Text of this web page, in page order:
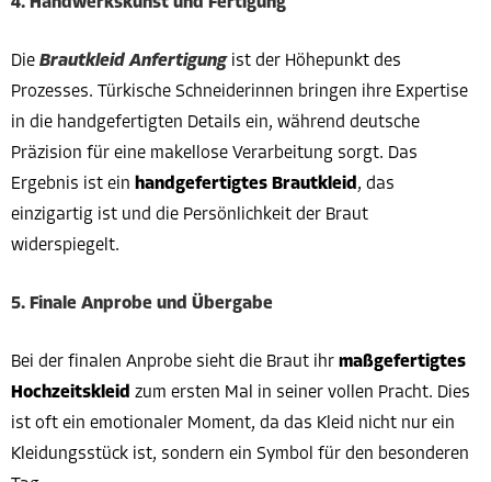
Die Brautkleid Anfertigungist der Höhepunkt des
Prozesses. Türkische Schneiderinnen bringen ihre Expertise
in die handgefertigten Details ein, während deutsche
Präzision für eine makellose Verarbeitung sorgt. Das
Ergebnis ist ein handgefertigtes Brautkleid , das
einzigartig ist und die Persönlichkeit der Braut
widerspiegelt.
5. Finale Anprobe und Übergabe
Bei der finalen Anprobe sieht die Braut ihr maßgefertigtes
Hochzeitskleid zum ersten Mal in seiner vollen Pracht. Dies
ist oft ein emotionaler Moment, da das Kleid nicht nur ein
Kleidungsstück ist, sondern ein Symbol für den besonderen